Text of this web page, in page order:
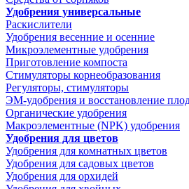
Удобрения универсальные
Раскислители
Удобрения весенние и осенние
Микроэлементные удобрения
Приготовление компоста
Стимуляторы корнеобразования
Регуляторы, стимуляторы
ЭМ-удобрения и восстановление
Органические удобрения
Макроэлементные (NPK) удобрения
Удобрения для цветов
Удобрения для комнатных цветов
Удобрения для садовых цветов
Удобрения для орхидей